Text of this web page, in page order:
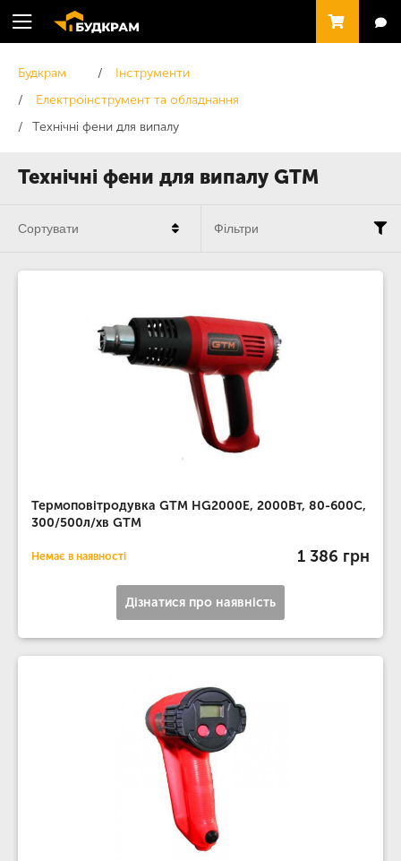
Технічні фени для випалу GTM
Будкрам
Інструменти
Електроінструмент та обладнання
Технічні фени для випалу
Термоповітродувка GTM HG2000E, 2000Вт, 80-600С,
300/500л/хв GTM
Немає в наявності 1 386 грн
Дізнатися про наявність
Сортувати Фільтри